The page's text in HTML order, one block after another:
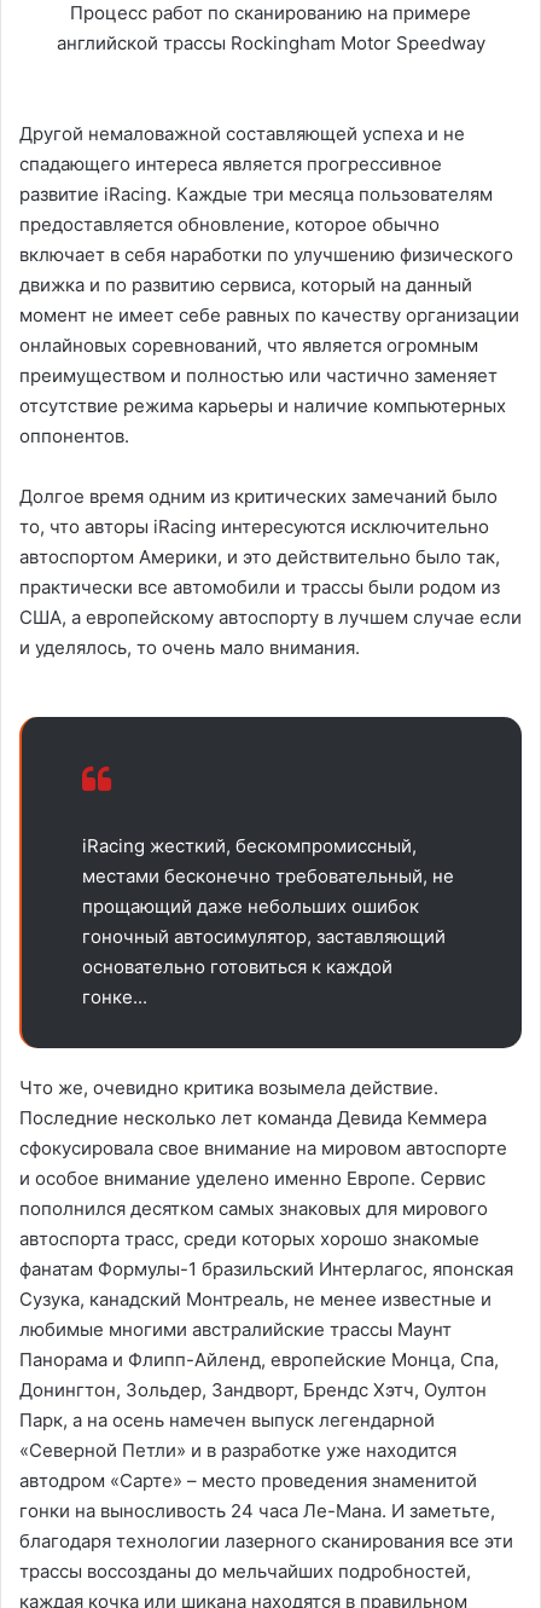
Процесс работ по сканированию на примере
английской трассы Rockingham Motor Speedway
Другой немаловажной составляющей успеха и не
спадающего интереса является прогрессивное
развитие iRacing. Каждые три месяца пользователям
предоставляется обновление, которое обычно
включает в себя наработки по улучшению физического
движка и по развитию сервиса, который на данный
момент не имеет себе равных по качеству организации
онлайновых соревнований, что является огромным
преимуществом и полностью или частично заменяет
отсутствие режима карьеры и наличие компьютерных
оппонентов.
Долгое время одним из критических замечаний было
то, что авторы iRacing интересуются исключительно
автоспортом Америки, и это действительно было так,
практически все автомобили и трассы были родом из
США, а европейскому автоспорту в лучшем случае если
и уделялось, то очень мало внимания.
iRacing жесткий, бескомпромиссный,
местами бесконечно требовательный, не
прощающий даже небольших ошибок
гоночный автосимулятор, заставляющий
основательно готовиться к каждой
гонке...
Что же, очевидно критика возымела действие.
Последние несколько лет команда Девида Кеммера
сфокусировала свое внимание на мировом автоспорте
и особое внимание уделено именно Европе. Сервис
пополнился десятком самых знаковых для мирового
автоспорта трасс, среди которых хорошо знакомые
фанатам Формулы-1 бразильский Интерлагос, японская
Сузука, канадский Монтреаль, не менее известные и
любимые многими австралийские трассы Маунт
Панорама и Флипп-Айленд, европейские Монца, Спа,
Донингтон, Зольдер, Зандворт, Брендс Хэтч, Оултон
Парк, а на осень намечен выпуск легендарной
«Северной Петли» и в разработке уже находится
автодром «Сарте» – место проведения знаменитой
гонки на выносливость 24 часа Ле-Мана. И заметьте,
благодаря технологии лазерного сканирования все эти
трассы воссозданы до мельчайших подробностей,
каждая кочка или шикана находятся в правильном